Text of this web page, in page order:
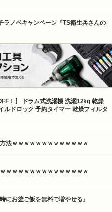
ノベキャンペーン『TS衛生兵さんの
！】 ドラム式洗濯機 洗濯12kg 乾燥
ドロック 予約タイマー 乾燥フィルタ
法ｗｗｗｗｗｗｗｗｗｗｗｗｗ
ｗｗｗｗｗｗｗｗｗｗｗｗｗｗ
にお釜ご飯を無料で増やせる」